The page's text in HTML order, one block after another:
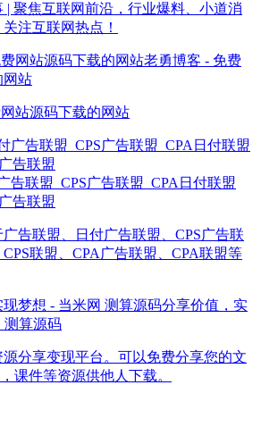
| 聚焦互联网前沿，行业爆料、小道消
注互联网热点！
老勇博客 - 免费
网站
站源码下载的网站
告联盟_CPS广告联盟_CPA日付联盟
告联盟
告联盟、日付广告联盟、CPS广告联
联盟、CPA广告联盟、CPA联盟等
分享价值，实
测算源码
分享变现平台。可以免费分享您的文
课件等资源供他人下载。